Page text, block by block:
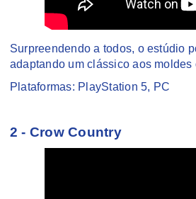
Surpreendendo a todos, o estúdio
adaptando um clássico aos
Plataformas: PlayStation 5, PC
2 - Crow Country